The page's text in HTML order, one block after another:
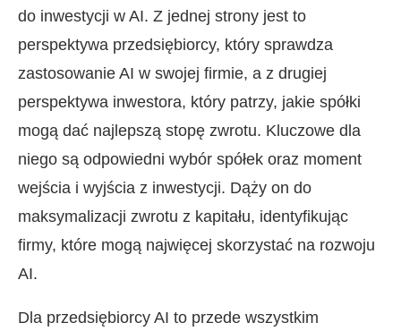
do inwestycji w AI. Z jednej strony jest to
perspektywa przedsiębiorcy, który sprawdza
zastosowanie AI w swojej firmie, a z drugiej
perspektywa inwestora, który patrzy, jakie spółki
mogą dać najlepszą stopę zwrotu. Kluczowe dla
niego są odpowiedni wybór spółek oraz moment
wejścia i wyjścia z inwestycji. Dąży on do
maksymalizacji zwrotu z kapitału, identyfikując
firmy, które mogą najwięcej skorzystać na rozwoju
AI.
Dla przedsiębiorcy AI to przede wszystkim